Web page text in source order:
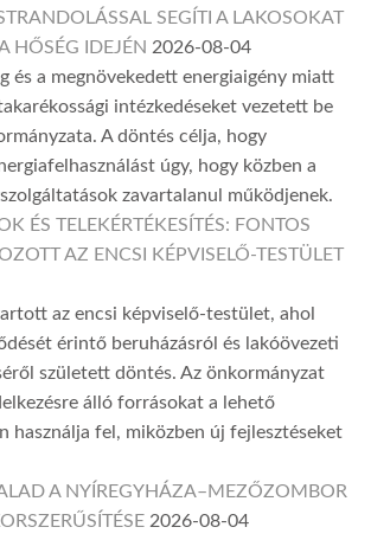
SEGÍTI A LAKOSOKAT
HŐSÉG IDEJÉN 2026-08-04
és a megnövekedett energiaigény miatt
intézkedéseket vezetett be
A döntés célja, hogy
úgy, hogy közben a
zavartalanul működjenek.
ÉS TELEKÉRTÉKESÍTÉS: FONTOS
AZ ENCSI KÉPVISELŐ-TESTÜLET
az encsi képviselő-testület, ahol
érintő beruházásról és lakóövezeti
született döntés. Az önkormányzat
álló forrásokat a lehető
használja fel, miközben új fejlesztéseket
A NYÍREGYHÁZA–MEZŐZOMBOR
2026-08-04